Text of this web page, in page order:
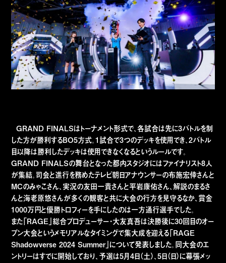
GRAND FINALSはトーナメント形式で、各試合は先に3バトルを制
した方が勝利するBO5方式。1試合で3つのデッキを使用でき、2バトル
目以降は勝利したデッキは使用できなくなるというルールです。
GRAND FINALSの舞台となった都内スタジオにはファイナリスト8人
が集結。司会と進行を務めたテレビ朝日アナウンサーの布施宏倖さんと
MCのみゃこさん、実況の友田一貴さんと平岩康佑さん、解説のまるさ
んと海老原悠さんが多くの観客と共に大会の行方を見守るなか、賞金
1000万円と優勝トロフィーを手にしたのは一方通行選手でした。
また「RAGE」総合プロデューサー・大友真吾は決勝後に30回目のオー
プン大会というメモリアルなタイミングで集大成を迎える「RAGE
Shadowverse 2024 Summer」について発表しました。同大会のエ
ントリーはすでに開始しており、予選は5月4日（土）、5日（日）に幕張メッ